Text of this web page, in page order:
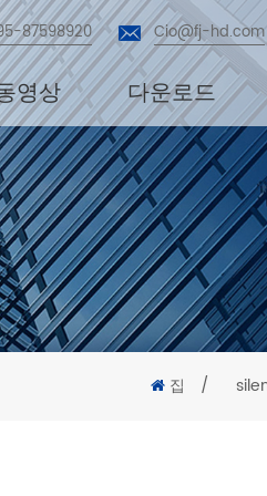
87598920 Cio@fj-hd.com
영상 다운로드
집 /